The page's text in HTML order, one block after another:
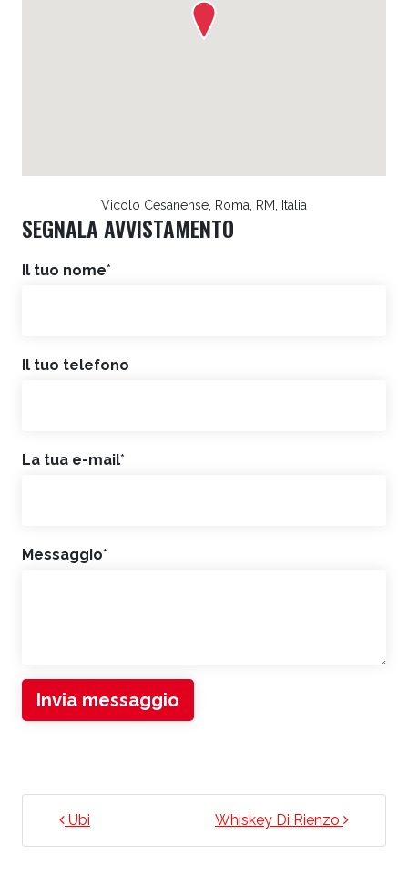
Vicolo Cesanense, Roma, RM, Italia
SEGNALA AVVISTAMENTO
Il tuo nome*
Il tuo telefono
La tua e-mail*
Messaggio*
Invia messaggio
NAVIGAZIONE ARTICOLI
Ubi Whiskey Di Rienzo